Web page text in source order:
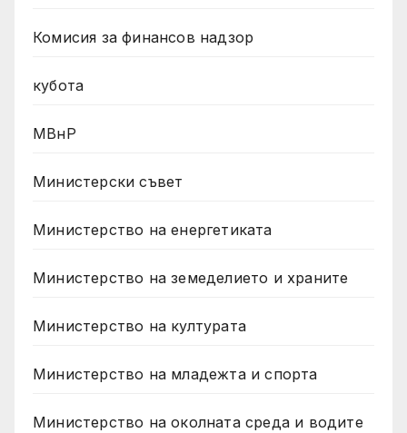
Комисия за финансов надзор
кубота
МВнР
Министерски съвет
Министерство на енергетиката
Министерство на земеделието и храните
Министерство на културата
Министерство на младежта и спорта
Министерство на околната среда и водите